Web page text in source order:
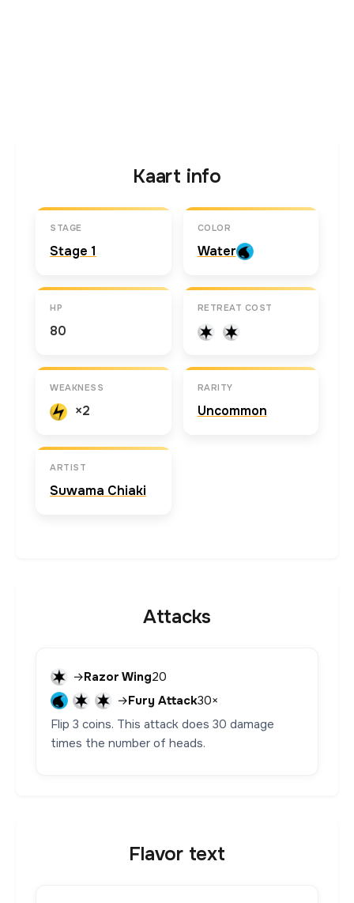
Kaart info
STAGE
Stage 1
COLOR
Water
HP
80
RETREAT COST
WEAKNESS
×2
RARITY
Uncommon
ARTIST
Suwama Chiaki
Attacks
→Razor Wing20
→Fury Attack30×
Flip 3 coins. This attack does 30 damage
times the number of heads.
Flavor text